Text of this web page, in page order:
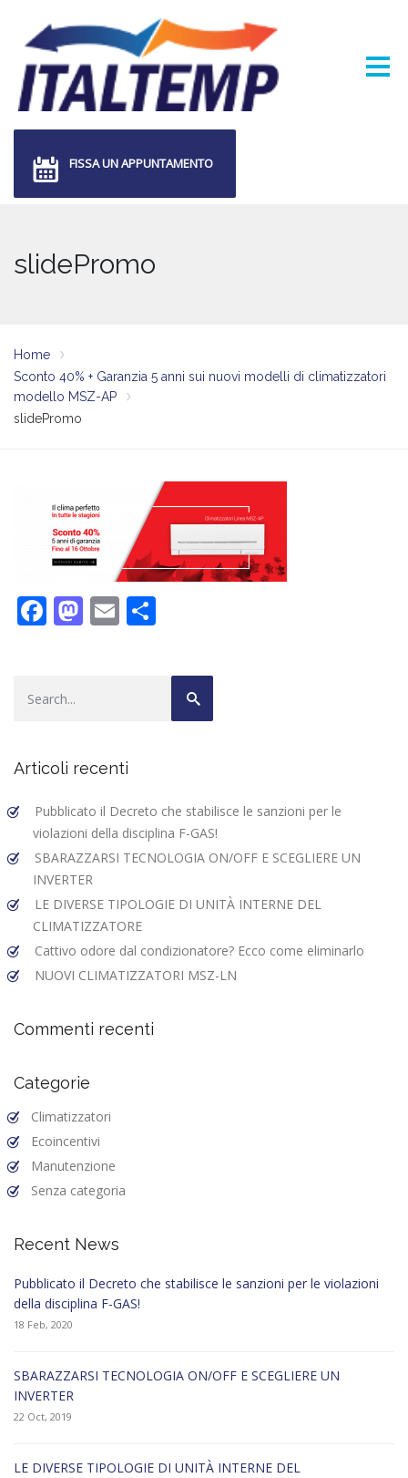
FISSA UN APPUNTAMENTO
slidePromo
Home
Sconto 40% + Garanzia 5 anni sui nuovi modelli di climatizzatori
modello MSZ-AP
slidePromo
F
b
o
k
M
n
E
n
vi
Articoli recenti
Pubblicato il Decreto che stabilisce le sanzioni per le
violazioni della disciplina F-GAS!
SBARAZZARSI TECNOLOGIA ON/OFF E SCEGLIERE UN
INVERTER
LE DIVERSE TIPOLOGIE DI UNITÀ INTERNE DEL
CLIMATIZZATORE
Cattivo odore dal condizionatore? Ecco come eliminarlo
NUOVI CLIMATIZZATORI MSZ-LN
Commenti recenti
Categorie
Climatizzatori
Ecoincentivi
Manutenzione
Senza categoria
Recent News
Pubblicato il Decreto che stabilisce le sanzioni per le violazioni
della disciplina F-GAS!
18 Feb, 2020
SBARAZZARSI TECNOLOGIA ON/OFF E SCEGLIERE UN
INVERTER
22 Oct, 2019
LE DIVERSE TIPOLOGIE DI UNITÀ INTERNE DEL